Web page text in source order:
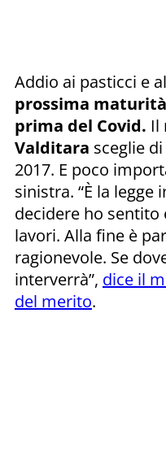
Addio ai pasticci e
prossima
prima del Covid. Il
Valditara sceglie
2017. E poco
sinistra. “È la legge
decidere ho sentito
lavori. Alla fine è
ragionevole. Se
interverrà”, dice il
del merito.